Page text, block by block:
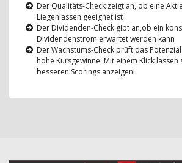
Der Qualitäts-Check zeigt an, ob eine
Liegenlassen geeignet ist
Der Dividenden-Check gibt an,ob ein
Dividendenstrom erwartet werden kann
Der Wachstums-Check prüft das
hohe Kursgewinne. Mit einem Klick
besseren Scorings anzeigen!